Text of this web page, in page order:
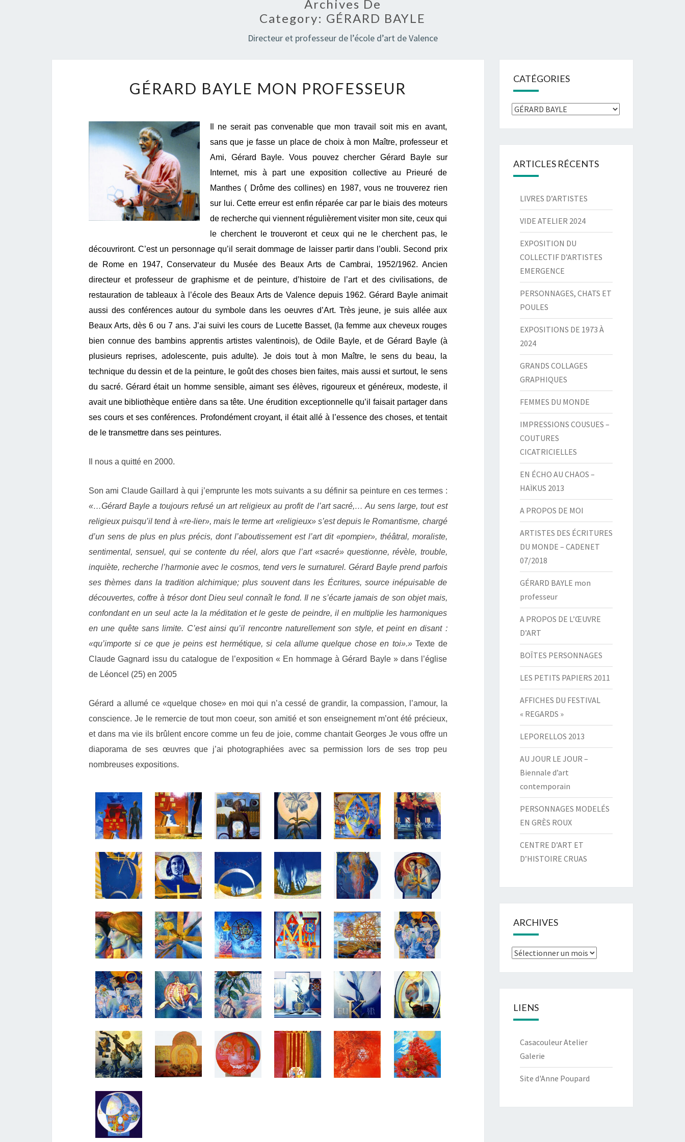
Archives De
Category: GÉRARD BAYLE
Directeur et professeur de l’école d’art de Valence
BAYLE
PROFESSEUR
GÉRARD BAYLE MON PROFESSEUR
Il ne serait pas convenable que mon travail soit mis en avant,
sans que je fasse un place de choix à mon Maître, professeur et
Ami, Gérard Bayle. Vous pouvez chercher Gérard Bayle sur
Internet, mis à part une exposition collective au Prieuré de
Manthes ( Drôme des collines) en 1987, vous ne trouverez rien
sur lui. Cette erreur est enfin réparée car par le biais des moteurs
de recherche qui viennent régulièrement visiter mon site, ceux qui
le cherchent le trouveront et ceux qui ne le cherchent pas, le
découvriront. C’est un personnage qu’il serait dommage de laisser partir dans l’oubli. Second prix
de Rome en 1947, Conservateur du Musée des Beaux Arts de Cambrai, 1952/1962. Ancien
directeur et professeur de graphisme et de peinture, d’histoire de l’art et des civilisations, de
restauration de tableaux à l’école des Beaux Arts de Valence depuis 1962. Gérard Bayle animait
aussi des conférences autour du symbole dans les oeuvres d’Art. Très jeune, je suis allée aux
Beaux Arts, dès 6 ou 7 ans. J’ai suivi les cours de Lucette Basset, (la femme aux cheveux rouges
bien connue des bambins apprentis artistes valentinois), de Odile Bayle, et de Gérard Bayle (à
plusieurs reprises, adolescente, puis adulte). Je dois tout à mon Maître, le sens du beau, la
technique du dessin et de la peinture, le goût des choses bien faites, mais aussi et surtout, le sens
du sacré. Gérard était un homme sensible, aimant ses élèves, rigoureux et généreux, modeste, il
avait une bibliothèque entière dans sa tête. Une érudition exceptionnelle qu’il faisait partager dans
ses cours et ses conférences. Profondément croyant, il était allé à l’essence des choses, et tentait
de le transmettre dans ses peintures.
Il nous a quitté en 2000.
Son ami Claude Gaillard à qui j’emprunte les mots suivants a su définir sa peinture en ces termes :
«…Gérard Bayle a toujours refusé un art religieux au profit de l’art sacré,…Au sens large, tout est
religieux puisqu’il tend à «re-lier», mais le terme art «religieux» s’est depuis le Romantisme, chargé
d’un sens de plus en plus précis, dont l’aboutissement est l’art dit «pompier», théâtral, moraliste,
sentimental, sensuel, qui se contente du réel, alors que l’art «sacré» questionne, révèle, trouble,
inquiète, recherche l’harmonie avec le cosmos, tend vers le surnaturel.Gérard Bayle prend parfois
ses thèmes dans la tradition alchimique; plus souvent dans les Écritures, source inépuisable de
découvertes, coffre à trésor dont Dieu seul connaît le fond. Il ne s’écarte jamais de son objet mais,
confondant en un seul acte la la méditation et le geste de peindre, il en multiplie les harmoniques
en une quête sans limite. C’est ainsi qu’il rencontre naturellement son style, et peint en disant :
«qu’importe si ce que je peins est hermétique, si cela allume quelque chose en toi».»Texte de
Claude Gagnard issu du catalogue de l’exposition « En hommage à Gérard Bayle » dans l’église
de Léoncel (25) en 2005
Gérard a allumé ce «quelque chose» en moi qui n’a cessé de grandir, la compassion, l’amour, la
conscience. Je le remercie de tout mon coeur, son amitié et son enseignement m’ont été précieux,
et dans ma vie ils brûlent encore comme un feu de joie, comme chantait Georges Je vous offre un
diaporama de ses œuvres que j’ai photographiées avec sa permission lors de ses trop peu
nombreuses expositions.
CATÉGORIES
Catégories
ARTICLES RÉCENTS
LIVRES D’ARTISTES
VIDE ATELIER 2024
EXPOSITION DU
COLLECTIF D’ARTISTES
EMERGENCE
PERSONNAGES, CHATS ET
POULES
EXPOSITIONS DE 1973 À
2024
GRANDS COLLAGES
GRAPHIQUES
FEMMES DU MONDE
IMPRESSIONS COUSUES –
COUTURES
CICATRICIELLES
EN ÉCHO AU CHAOS –
HAÏKUS 2013
A PROPOS DE MOI
ARTISTES DES ÉCRITURES
DU MONDE – CADENET
07/2018
GÉRARD BAYLE mon
professeur
A PROPOS DE L’ŒUVRE
D’ART
BOÎTES PERSONNAGES
LES PETITS PAPIERS 2011
AFFICHES DU FESTIVAL
« REGARDS »
LEPORELLOS 2013
AU JOUR LE JOUR –
Biennale d’art
contemporain
PERSONNAGES MODELÉS
EN GRÈS ROUX
CENTRE D’ART ET
D’HISTOIRE CRUAS
ARCHIVES
Archives
LIENS
Casacouleur Atelier
Galerie
Site d'Anne Poupard